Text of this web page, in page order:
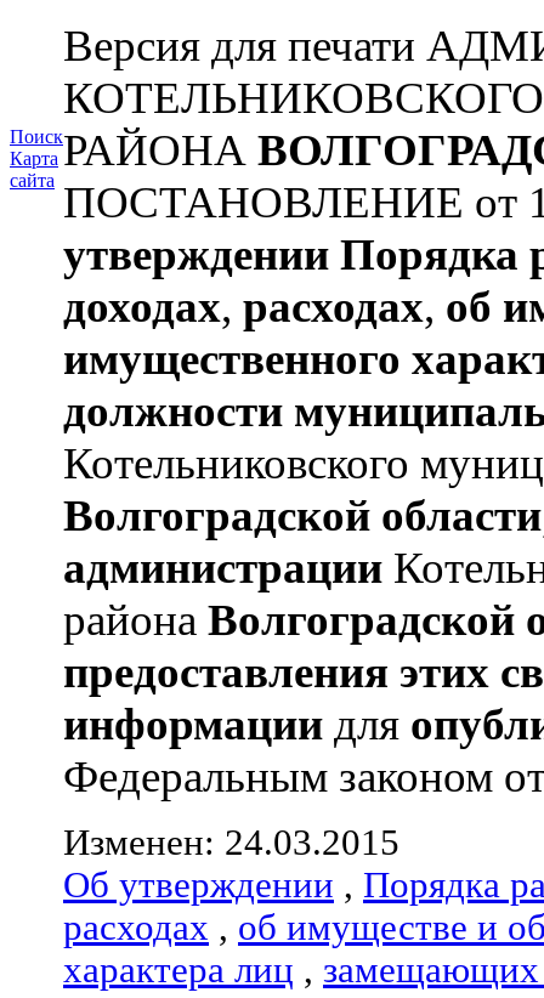
Поиск
Карта
сайта
Версия для печати
РАЙОНА
ПОСТАНОВЛЕНИЕ от
утверждении Порядка
доходах, расходах, об
имущественного
должности
Котельниковского
Волгоградской области
администрации
района Волгоградской
предоставления этих
информации для
Федеральным законом
Изменен: 24.03.2015
Об утверждении , Порядка
расходах , об имуществе и
характера лиц , замещающих